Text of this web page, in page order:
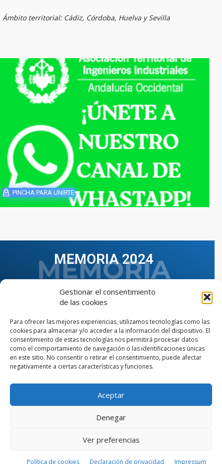
Gestionar el consentimiento
de las cookies
Para ofrecer las mejores experiencias, utilizamos tecnologías como las
cookies para almacenar y/o acceder a la información del dispositivo. El
consentimiento de estas tecnologías nos permitirá procesar datos
como el comportamiento de navegación o las identificaciones únicas
en este sitio. No consentir o retirar el consentimiento, puede afectar
negativamente a ciertas características y funciones.
Aceptar
Denegar
Ver preferencias
Política de cookies Declaración de privacidad Impressum
Ámbito territorial: Cádiz, Córdoba, Huelva y Sevilla
PINCHA PARA UNIRTE
MEMORIA 2024
VER TODAS LAS MEMORIAS
© Copyright © 2023 AIIAOC - Asociación Territorial de
Ingenieros Industriales de Andalucía Occidental. Página
AIIAOC.